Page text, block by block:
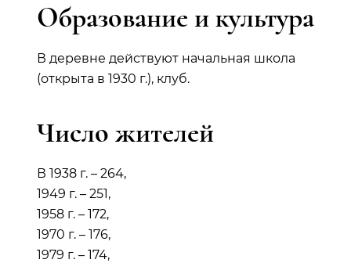
Образование и культура
В деревне действуют начальная школа
(открыта в 1930 г.), клуб.
Число жителей
В 1938 г. – 264,
1949 г. – 251,
1958 г. – 172,
1970 г. – 176,
1979 г. – 174,